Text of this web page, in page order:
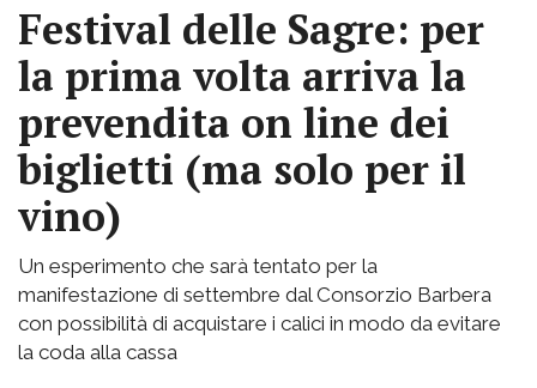
Festival delle Sagre: per
la prima volta arriva la
prevendita on line dei
biglietti (ma solo per il
vino)
Un esperimento che sarà tentato per la
manifestazione di settembre dal Consorzio Barbera
con possibilità di acquistare i calici in modo da evitare
la coda alla cassa